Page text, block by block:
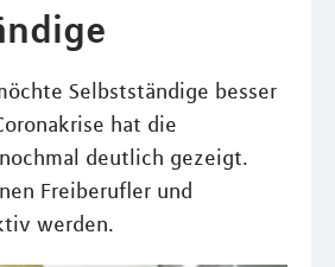
Selbstständige besser
hat die
deutlich gezeigt.
Freiberufler und
werden.